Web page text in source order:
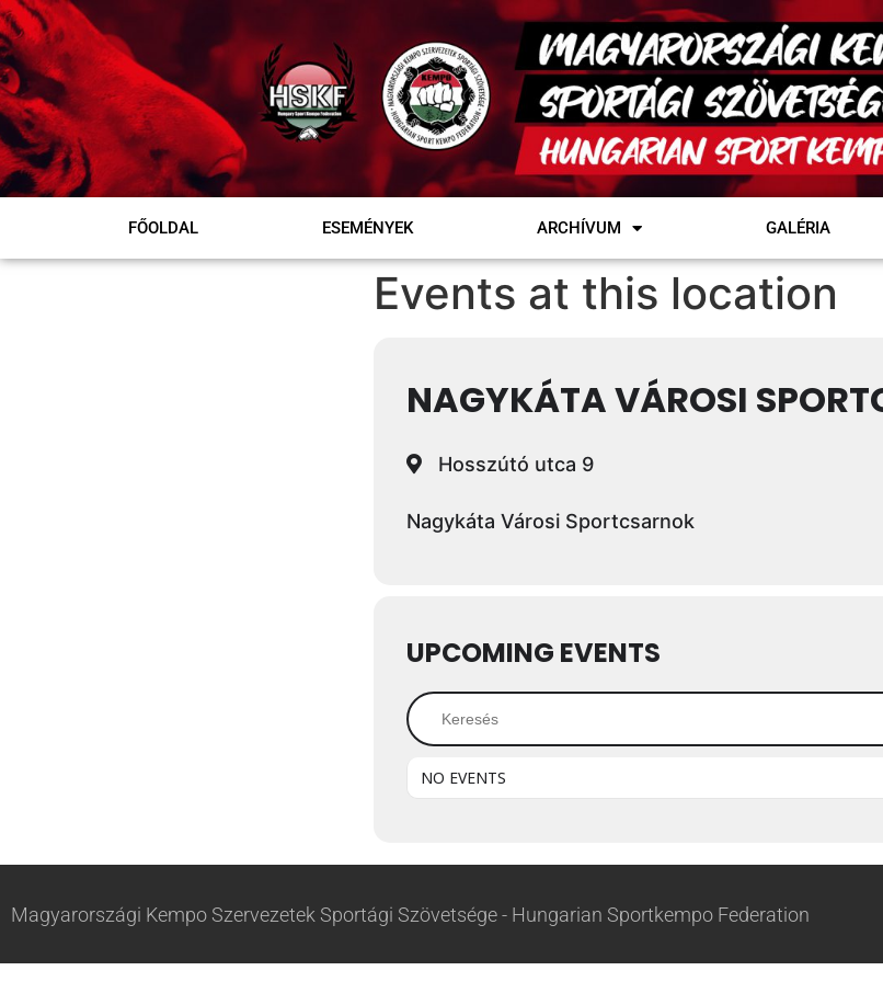
FŐOLDAL ESEMÉNYEK ARCHÍVUM GALÉRIA
Events at this location
NAGYKÁTA VÁROSI
Hosszútó utca 9
Nagykáta Városi Sportcsarnok
UPCOMING EVENTS
NO EVENTS
Magyarországi Kempo Szervezetek Sportági Szövetsége - Hungarian Sportkempo Federation